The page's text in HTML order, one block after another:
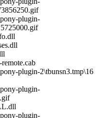
plugin-
plugin-2\tbunsn3.tmp\16
plugin-
plugin-